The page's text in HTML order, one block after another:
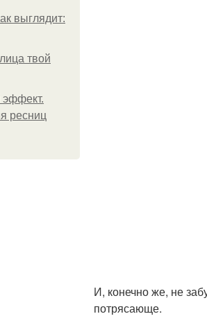
выглядит:
твой
эффект.
ресниц
И, конечно же, не
потрясающе.